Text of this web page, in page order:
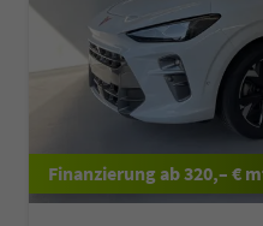
ab 320,– €